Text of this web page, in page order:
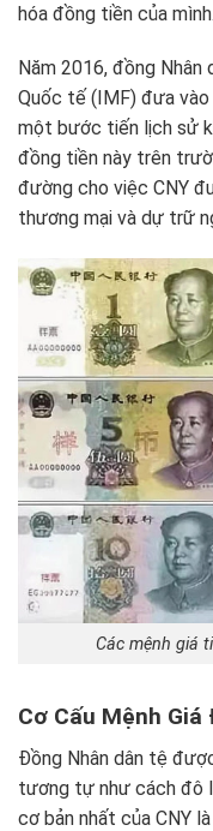
hóa đồng tiền của mình.
Năm 2016, đồng
Quốc tế (IMF) đưa
một bước tiến lịch sử
đồng tiền này trên
đường cho việc CNY
thương mại và dự trữ
Các mệnh giá
Cơ Cấu Mệnh Giá
Đồng Nhân dân tệ
tương tự như cách đô
cơ bản nhất của CNY là